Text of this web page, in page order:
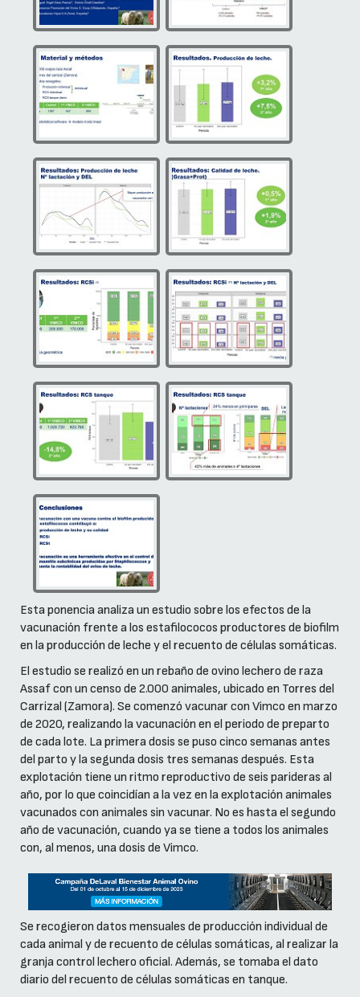
Esta ponencia analiza un estudio sobre los efectos de la
vacunación frente a los estafilococos productores de biofilm
en la producción de leche y el recuento de células somáticas.
El estudio se realizó en un rebaño de ovino lechero de raza
Assaf con un censo de 2.000 animales, ubicado en Torres del
Carrizal (Zamora). Se comenzó vacunar con Vimco en marzo
de 2020, realizando la vacunación en el periodo de preparto
de cada lote. La primera dosis se puso cinco semanas antes
del parto y la segunda dosis tres semanas después. Esta
explotación tiene un ritmo reproductivo de seis parideras al
año, por lo que coincidían a la vez en la explotación animales
vacunados con animales sin vacunar. No es hasta el segundo
año de vacunación, cuando ya se tiene a todos los animales
con, al menos, una dosis de Vimco.
Se recogieron datos mensuales de producción individual de
cada animal y de recuento de células somáticas, al realizar la
granja control lechero oficial. Además, se tomaba el dato
diario del recuento de células somáticas en tanque.